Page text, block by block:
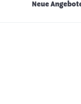
Neue